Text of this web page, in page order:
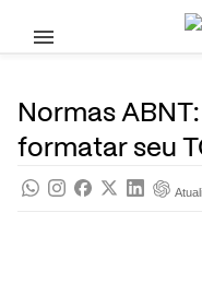
Pular para o conteúdo
Normas
formatar seu